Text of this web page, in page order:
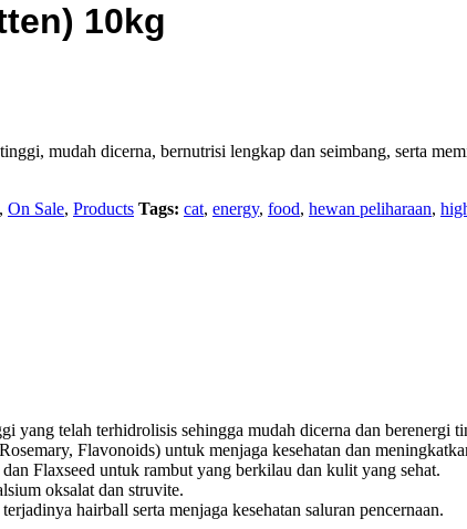
10kg
mudah dicerna, bernutrisi lengkap dan seimbang, serta
, On Sale, Products Tags: cat, energy, food, hewan peliharaan,
yang telah terhidrolisis sehingga mudah dicerna dan berenergi
Flavonoids) untuk menjaga kesehatan dan
Flaxseed untuk rambut yang berkilau dan kulit yang sehat.
oksalat dan struvite.
hairball serta menjaga kesehatan saluran pencernaan.